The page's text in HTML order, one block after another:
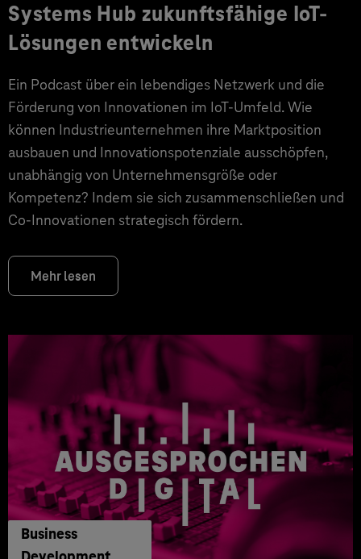
Systems Hub zukunftsfähige IoT-
Lösungen entwickeln
Ein Podcast über ein lebendiges Netzwerk und die
Förderung von Innovationen im IoT-Umfeld. Wie
können Industrieunternehmen ihre Marktposition
ausbauen und Innovationspotenziale ausschöpfen,
unabhängig von Unternehmensgröße oder
Kompetenz? Indem sie sich zusammenschließen und
Co-Innovationen strategisch fördern.
Mehr lesen
Business